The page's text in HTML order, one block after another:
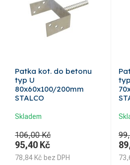
Patka kot. do betonu
typ U
80x60x100/200mm
STALCO
Skladem
106,00 Kč
95,40 Kč
78,84 Kč bez DPH